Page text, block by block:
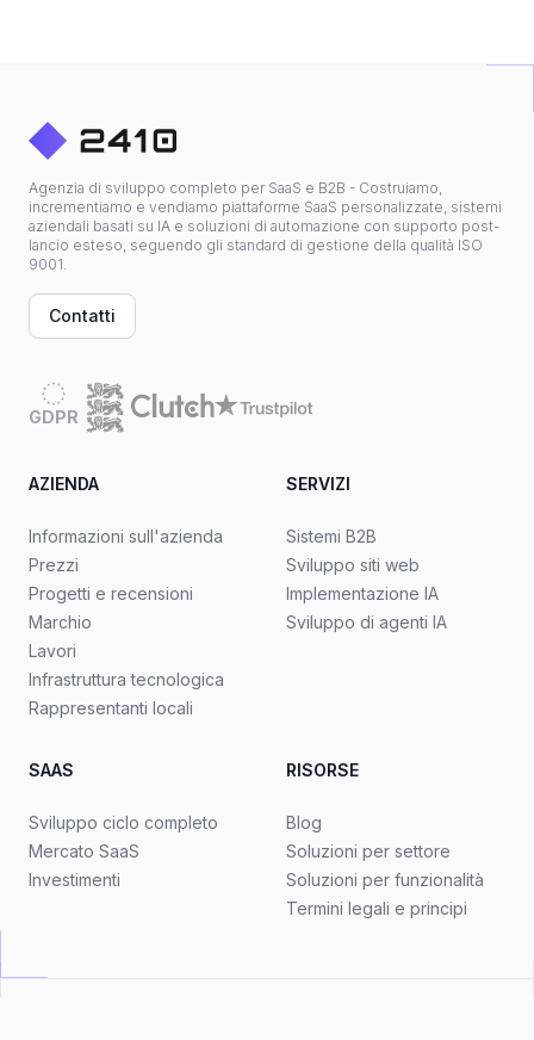
Agenzia di sviluppo completo per SaaS e B2B - Costruiamo,
incrementiamo e vendiamo piattaforme SaaS personalizzate, sistemi
aziendali basati su IA e soluzioni di automazione con supporto post-
lancio esteso, seguendo gli standard di gestione della qualità ISO
9001.
Contatti
GDPR
AZIENDA
Informazioni sull'azienda
Prezzi
Progetti e recensioni
Marchio
Lavori
Infrastruttura tecnologica
Rappresentanti locali
SERVIZI
Sistemi B2B
Sviluppo siti web
Implementazione IA
Sviluppo di agenti IA
SAAS
Sviluppo ciclo completo
Mercato SaaS
Investimenti
RISORSE
Blog
Soluzioni per settore
Soluzioni per funzionalità
Termini legali e principi